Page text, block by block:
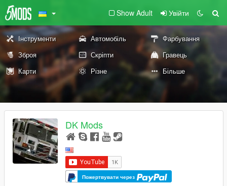
Show Adult Увійти
Інструменти Автомобіль
Фарбування
Зброя
Скріпти
Гравець
Карти
Різне Більше
DK Mods
Пожертвувати через